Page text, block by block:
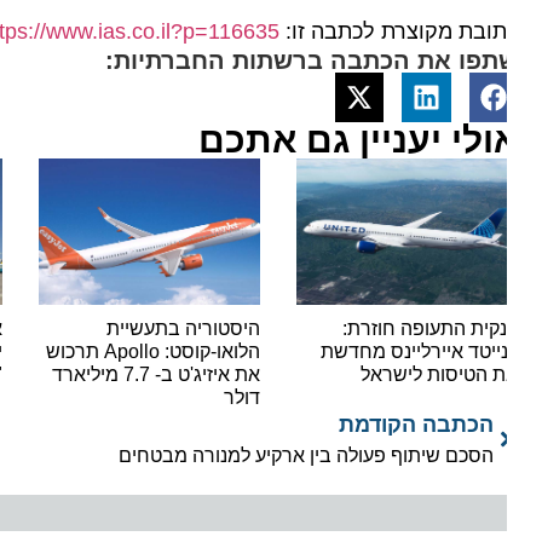
מקוצרת לכתבה זו:https://www.ias.co.il?p=116635
את הכתבה ברשתות החברתיות:
יעניין גם אתכם
התעופה חוזרת:
איירליינס מחדשת
הטיסות לישראל
היסטוריה בתעשיית
הלואו-קוסט: Apollo תרכוש
את איזיג'ט ב- 7.7 מיליארד
דולר
הכתבה הקודמת
הסכם שיתוף פעולה בין ארקיע למנורה מבטחים